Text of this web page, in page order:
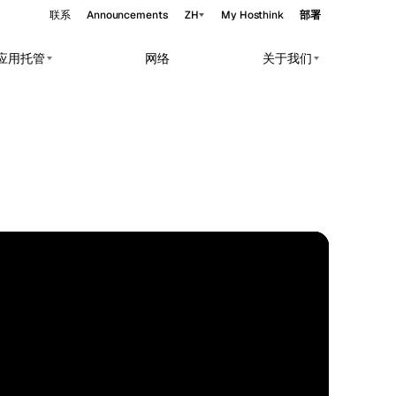
联系 Announcements ZH My Hosthink 部署
用托管 网络 关于我们